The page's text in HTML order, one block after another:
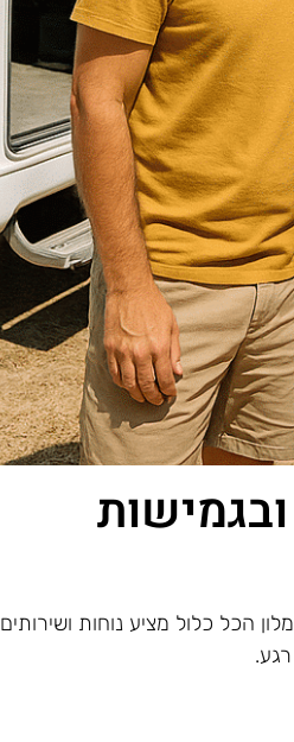
הכל כלול מציע נוחות ושירותים